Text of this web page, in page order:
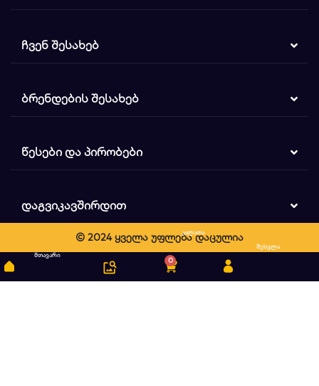
ᲩᲕᲔᲜ ᲨᲔᲡᲐᲮᲔᲑ
ᲑᲠᲔᲜᲓᲔᲑᲘᲡ ᲨᲔᲡᲐᲮᲔᲑ
ᲬᲔᲡᲔᲑᲘ ᲓᲐ ᲞᲘᲠᲝᲑᲔᲑᲘ
ᲓᲐᲒᲕᲘᲙᲐᲕᲨᲘᲠᲓᲘᲗ
© 2024 ყველა უფლება დაცულია
მთავარი
ძიება
0
კალათა
შესვლა